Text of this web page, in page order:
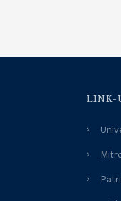
LINK-